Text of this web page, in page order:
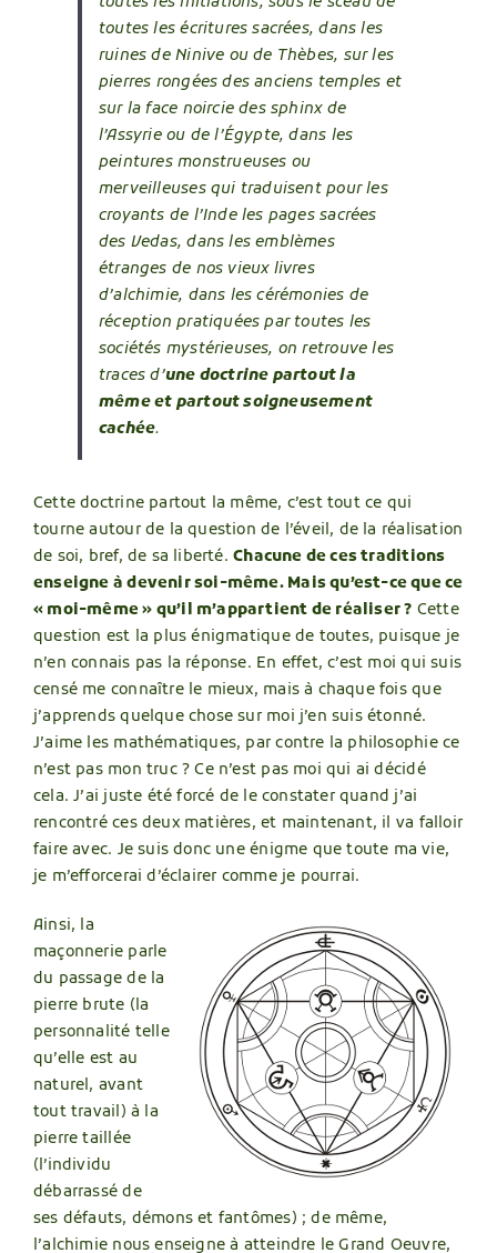
toutes les écritures sacrées, dans les
ruines de Ninive ou de Thèbes, sur les
pierres rongées des anciens temples et
sur la face noircie des sphinx de
l’Assyrie ou de l’Égypte, dans les
peintures monstrueuses ou
merveilleuses qui traduisent pour les
croyants de l’Inde les pages sacrées
des Vedas, dans les emblèmes
étranges de nos vieux livres
d’alchimie, dans les cérémonies de
réception pratiquées par toutes les
sociétés mystérieuses, on retrouve les
traces d’une doctrine partout la
même et partout soigneusement
cachée.
Cette doctrine partout la même, c’est tout ce qui
tourne autour de la question de l’éveil, de la réalisation
de soi, bref, de sa liberté.Chacune de ces traditions
enseigne à devenir soi-même. Mais qu’est-ce que ce
« moi-même » qu’il m’appartient de réaliser ? Cette
question est la plus énigmatique de toutes, puisque je
n’en connais pas la réponse. En effet, c’est moi qui suis
censé me connaître le mieux, mais à chaque fois que
j’apprends quelque chose sur moi j’en suis étonné.
J’aime les mathématiques, par contre la philosophie ce
n’est pas mon truc ? Ce n’est pas moi qui ai décidé
cela. J’ai juste été forcé de le constater quand j’ai
rencontré ces deux matières, et maintenant, il va falloir
faire avec. Je suis donc une énigme que toute ma vie,
je m’efforcerai d’éclairer comme je pourrai.
Ainsi, la
maçonnerie parle
du passage de la
pierre brute (la
personnalité telle
qu’elle est au
naturel, avant
tout travail) à la
pierre taillée
(l’individu
débarrassé de
ses défauts, démons et fantômes) ; de même,
l’alchimie nous enseigne à atteindre le Grand Oeuvre,